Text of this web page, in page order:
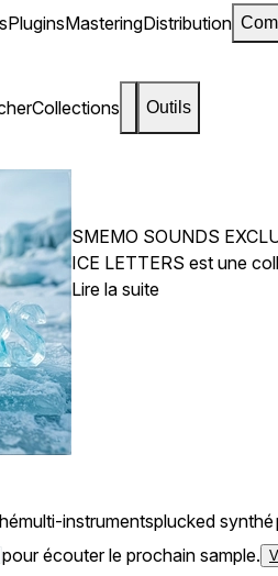
PluginsMasteringDistribution
Collections Outils
SMEMO SOUNDS
ICE LETTERS est une
Lire la suite
multi-instrumentsplucked synthé
pour écouter le prochain sample.